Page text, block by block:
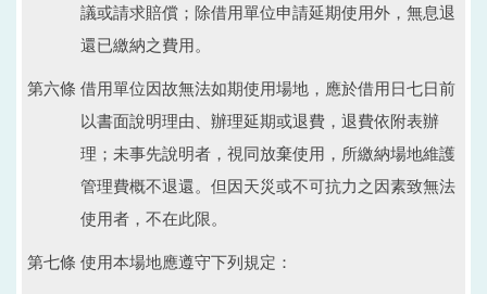
議或請求賠償；除借用單位申請延期使用外，無息退
還已繳納之費用。
第六條 借用單位因故無法如期使用場地，應於借用日七日前
以書面說明理由、辦理延期或退費，退費依附表辦
理；未事先說明者，視同放棄使用，所繳納場地維護
管理費概不退還。但因天災或不可抗力之因素致無法
使用者，不在此限。
第七條 使用本場地應遵守下列規定：